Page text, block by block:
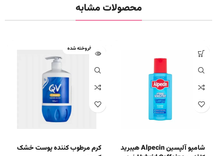
محصولات مشابه
شامپو آلپسین Alpecin هیبرید
فروخته شده
کرم مرطوب کننده پوست خشک